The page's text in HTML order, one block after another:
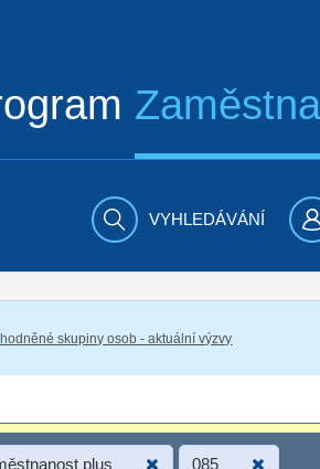
VYHLEDÁVÁNÍ
skupiny osob - aktuální výzvy
plus 085